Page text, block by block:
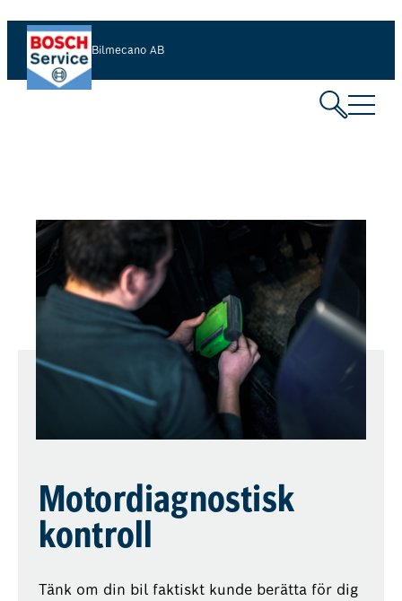
Bilmecano AB
Motordiagnostisk
kontroll
Tänk om din bil faktiskt kunde berätta för dig